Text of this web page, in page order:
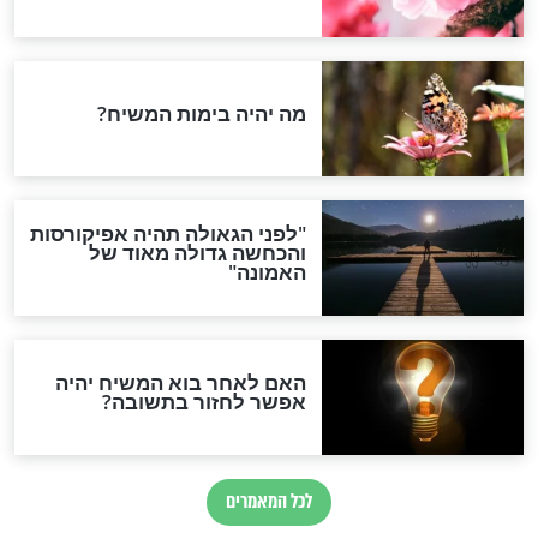
כעת! לרפואת
מארי שלום
זה מה שענה הרב זילברשטיין
לשאלה: האם להעסיק
פועלים ערבים?
חדשות יהדות
נהרגו בדרום לבנון